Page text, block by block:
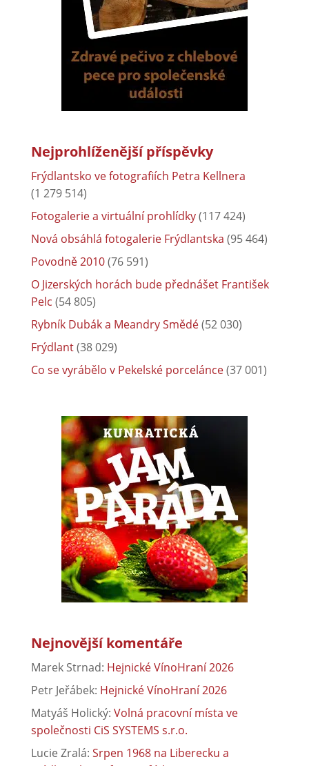
Nejprohlíženější příspěvky
Frýdlantsko ve fotografiích Petra Kellnera
(1 279 514)
Fotogalerie a virtuální prohlídky(117 424)
Nová obsáhlá fotogalerie Frýdlantska (95 464)
Povodně 2010(76 591)
O Jizerských horách bude přednášet František
Pelc (54 805)
Rybník Dubák a Meandry Smědé(52 030)
Frýdlant(38 029)
Co se vyrábělo v Pekelské porcelánce(37 001)
Nejnovější komentáře
Marek Strnad: Hejnické VínoHraní 2026
Petr Jeřábek: Hejnické VínoHraní 2026
Matyáš Holický: Volná pracovní místa ve
společnosti CiS SYSTEMS s.r.o.
Lucie Zralá: Srpen 1968 na Liberecku a